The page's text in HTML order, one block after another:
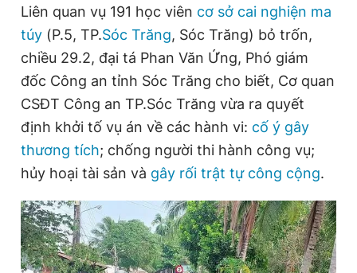
Thông tin tòa soạn Liên hệ quảng cáo
Đọc Thanh Niên trên điện thoại
Theo dõi báo trên
Liên quan vụ 191 học viên cơ sở cai nghiện ma
túy (P.5, TP.Sóc Trăng, Sóc Trăng) bỏ trốn,
chiều 29.2, đại tá Phan Văn Ứng, Phó giám
đốc Công an tỉnh Sóc Trăng cho biết, Cơ quan
CSĐT Công an TP.Sóc Trăng vừa ra quyết
định khởi tố vụ án về các hành vi: cố ý gây
thương tích; chống người thi hành công vụ;
hủy hoại tài sản và gây rối trật tự công cộng.